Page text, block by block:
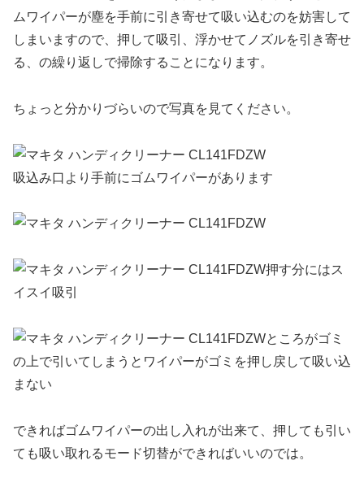
ムワイパーが塵を手前に引き寄せて吸い込むのを妨害して
しまいますので、押して吸引、浮かせてノズルを引き寄せ
る、の繰り返しで掃除することになります。
ちょっと分かりづらいので写真を見てください。
吸込み口より手前にゴムワイパーがあります
押す分にはス
イスイ吸引
ところがゴミ
の上で引いてしまうとワイパーがゴミを押し戻して吸い込
まない
できればゴムワイパーの出し入れが出来て、押しても引い
ても吸い取れるモード切替ができればいいのでは。